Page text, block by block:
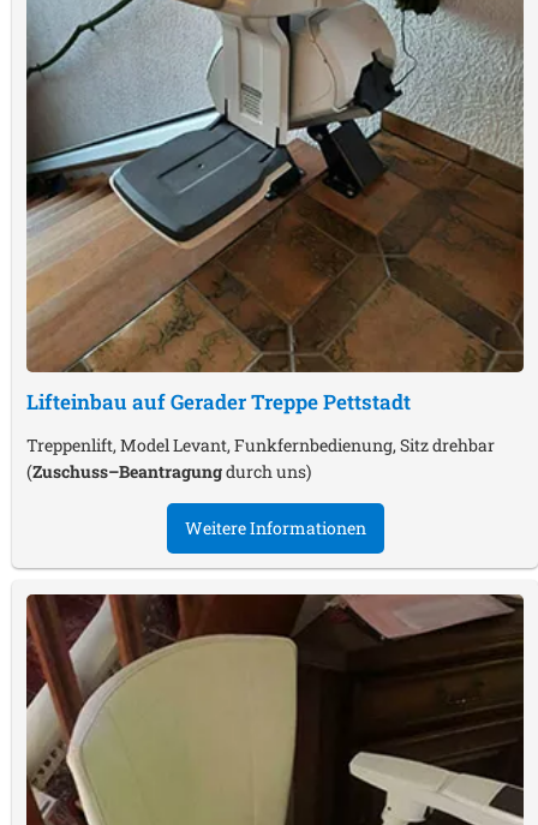
Lifteinbau auf Gerader TreppePettstadt
Treppenlift, Model Levant, Funkfernbedienung, Sitz drehbar
(Zuschuss–Beantragungdurch uns)
Weitere Informationen